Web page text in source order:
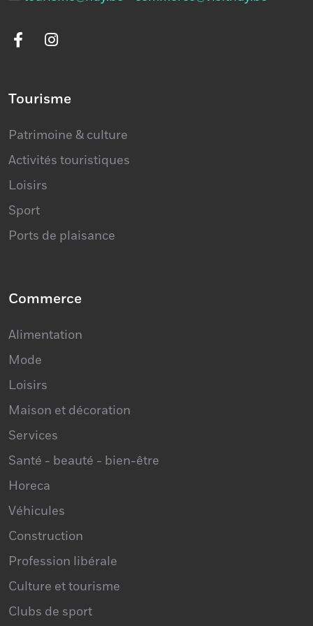
Tourisme
Patrimoine & culture
Activités touristiques
Loisirs
Sport
Ports de plaisance
Commerce
Alimentation
Mode
Loisirs
Maison et décoration
Services
Santé - beauté - bien-être
Horeca
Véhicules
Construction
Profession libérale
Culture et tourisme
Clubs de sport